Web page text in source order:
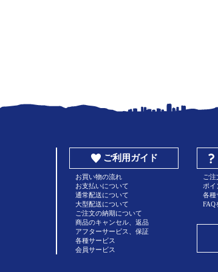
ご利用ガイド
お買い物の流れ
お支払いについて
通常配送について
大型配送について
ご注文の納期について
商品のキャンセル、返品
アフターサービス、保証
各種サービス
会員サービス
ご
ポイ
各種
FAQ